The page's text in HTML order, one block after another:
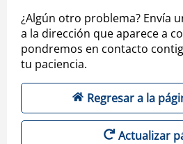
¿Algún otro problema? Envía
a la dirección que aparece a
pondremos en contacto
tu paciencia.
Regresar a la
Actualizar